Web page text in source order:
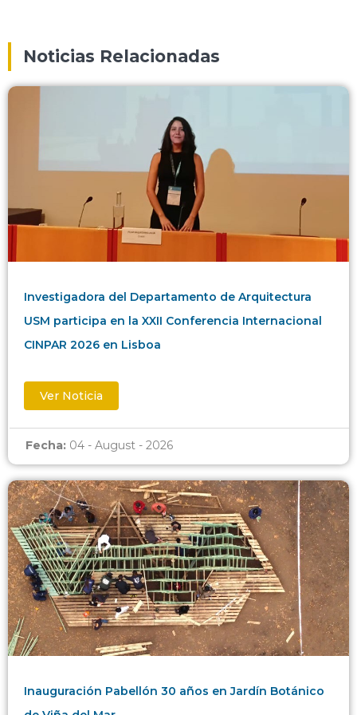
Noticias Relacionadas
Investigadora del Departamento de Arquitectura
USM participa en la XXII Conferencia Internacional
CINPAR 2026 en Lisboa
Ver Noticia
Fecha: 04 - August - 2026
Inauguración Pabellón 30 años en Jardín Botánico